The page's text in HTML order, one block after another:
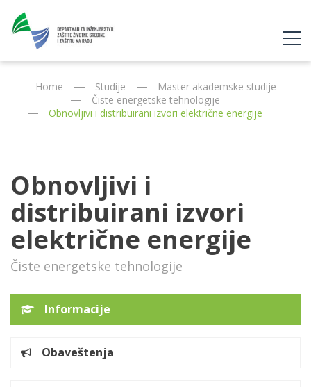
Home Studije
Master akademske studije
Čiste energetske tehnologije
Obnovljivi i distribuirani izvori električne energije
Obnovljivi i
distribuirani izvori
električne energije
Čiste energetske tehnologije
Informacije
Obaveštenja